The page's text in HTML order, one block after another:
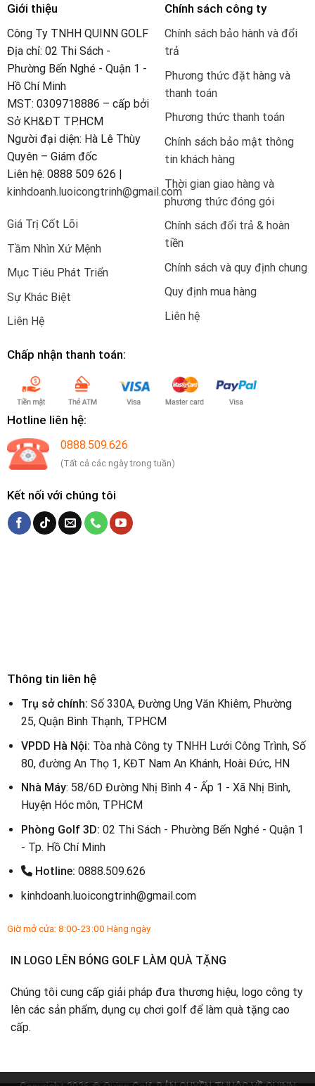
Giới thiệu
Công Ty TNHH QUINN GOLF
Địa chỉ: 02 Thi Sách -
Phường Bến Nghé - Quận 1 -
Hồ Chí Minh
MST: 0309718886 – cấp bởi
Sở KH&ĐT TP.HCM
Người đại diện: Hà Lê Thùy
Quyên – Giám đốc
Liên hệ: 0888 509 626 |
kinhdoanh.luoicongtrinh@gmail.com
Giá Trị Cốt Lõi
Tầm Nhìn Xứ Mệnh
Mục Tiêu Phát Triển
Sự Khác Biệt
Liên Hệ
Chính sách công ty
Chính sách bảo hành và đổi
trả
Phương thức đặt hàng và
thanh toán
Phương thức thanh toán
Chính sách bảo mật thông
tin khách hàng
Thời gian giao hàng và
phương thức đóng gói
Chính sách đổi trả & hoàn
tiền
Chính sách và quy định chung
Quy định mua hàng
Liên hệ
Chấp nhận thanh toán:
Hotline liên hệ:
0888.509.626
(Tất cả các ngày trong tuần)
Kết nối với chúng tôi
Thông tin liên hệ
Trụ sở chính: Số 330A, Đường Ung Văn Khiêm, Phường
25, Quận Bình Thạnh, TPHCM
VPDD Hà Nội: Tòa nhà Công ty TNHH Lưới Công Trình, Số
80, đường An Thọ 1, KĐT Nam An Khánh, Hoài Đức, HN
Nhà Máy: 58/6D Đường Nhị Bình 4 - Ấp 1 - Xã Nhị Bình,
Huyện Hóc môn, TPHCM
Phòng Golf 3D:02 Thi Sách - Phường Bến Nghé - Quận 1
- Tp. Hồ Chí Minh
Hotline: 0888.509.626
kinhdoanh.luoicongtrinh@gmail.com
Giờ mở cửa: 8:00-23:00 Hàng ngày
IN LOGO LÊN BÓNG GOLF LÀM QUÀ TẶNG
Chúng tôi cung cấp giải pháp đưa thương hiệu, logo công ty
lên các sản phẩm, dụng cụ chơi golf để làm quà tặng cao
cấp.